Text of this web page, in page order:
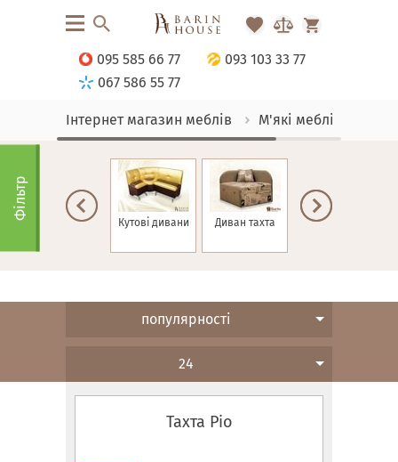
095 585 66 77
093 103 33 77
067 586 55 77
Інтернет магазин меблів М'які меблі
Дивани для
Кутові дивани Диван тахта
Дивани
Фільтр
популярності
24
Тахта Ріо